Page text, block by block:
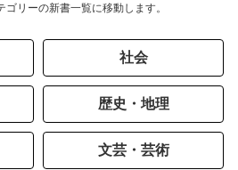
ゴリーの新書一覧に移動します。
社会
歴史・地理
文芸・芸術